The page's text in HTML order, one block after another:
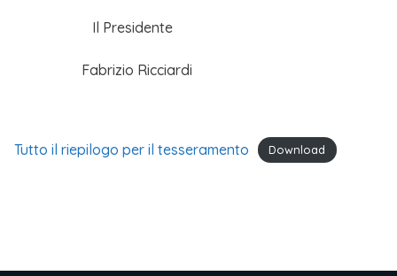
Il Presidente
Fabrizio Ricciardi
Tutto il riepilogo per il tesseramento Download